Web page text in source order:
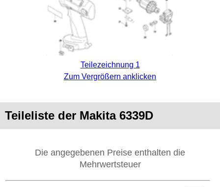
Teilezeichnung 1
Zum Vergrößern anklicken
Teileliste der Makita 6339D
Die angegebenen Preise enthalten die
Mehrwertsteuer